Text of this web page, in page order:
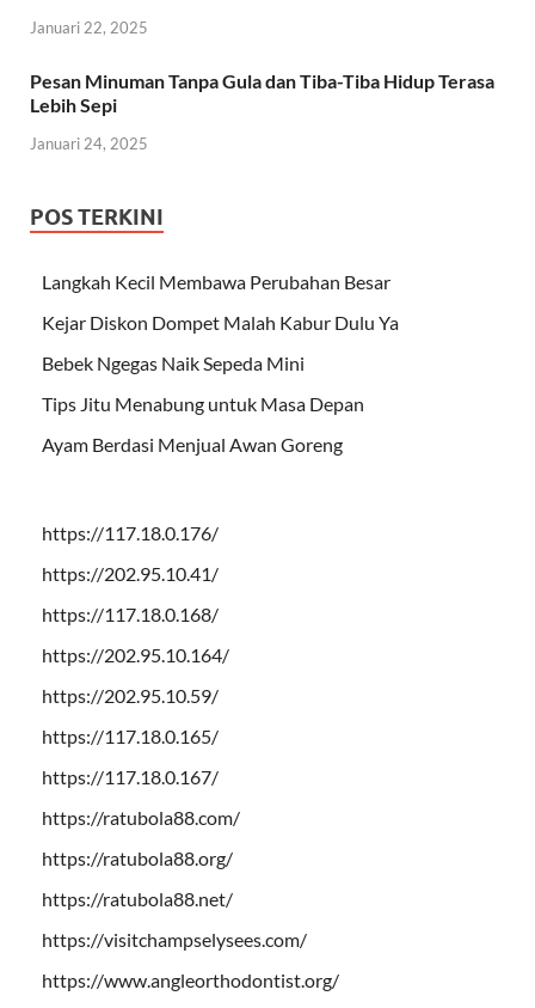
Januari 22, 2025
Pesan Minuman Tanpa Gula dan Tiba-Tiba Hidup Terasa
Lebih Sepi
Januari 24, 2025
POS TERKINI
Langkah Kecil Membawa Perubahan Besar
Kejar Diskon Dompet Malah Kabur Dulu Ya
Bebek Ngegas Naik Sepeda Mini
Tips Jitu Menabung untuk Masa Depan
Ayam Berdasi Menjual Awan Goreng
https://117.18.0.176/
https://202.95.10.41/
https://117.18.0.168/
https://202.95.10.164/
https://202.95.10.59/
https://117.18.0.165/
https://117.18.0.167/
https://ratubola88.com/
https://ratubola88.org/
https://ratubola88.net/
https://visitchampselysees.com/
https://www.angleorthodontist.org/